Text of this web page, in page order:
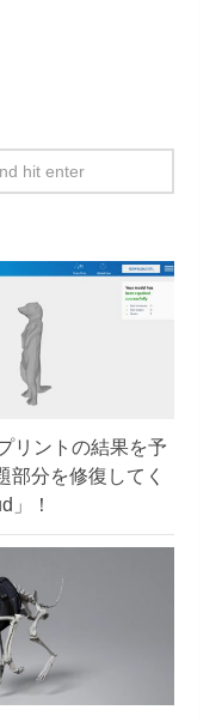
リントの結果を予
部分を修復してく
」！